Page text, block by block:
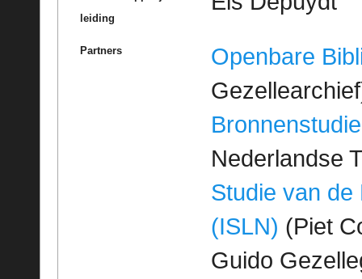
leiding
Partners
Openbare
Bronnenstudie
Nederlandse
Studie van de
(ISLN) (Piet
Guido